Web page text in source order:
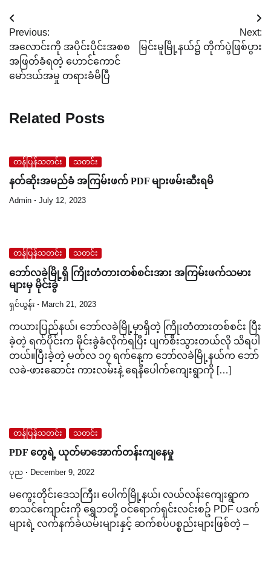
Post
navigation
Previous:
အလောင်းကို အပိုင်းပိုင်းအစစ
အဖြတ်ခံရတဲ့ ဟောင်ကောင်
မော်ဒယ်အမှု တရားခံမိပြီ
Next:
မြင်းမူမြို့နယ်၌ တိုက်ပွဲဖြစ်ပွား
Related Posts
တန်ပြန်သတင်း သတင်း
နတ်ဆိုးအမည်ခံ အကြမ်းဖက် PDF များဖမ်းဆီးရမိ
Admin July 12, 2023
တန်ပြန်သတင်း သတင်း
ဘော်လခဲမြို့ရှိ ကြိုးတံတားတစ်စင်းအား အကြမ်းဖက်သမား
များမှ မိုင်းခွဲ
ရှင်ယွန်း March 21, 2023
ကယားပြည်နယ်၊ ဘော်လခဲမြို့မှာရှိတဲ့ ကြိုးတံတားတစ်စင်း ပြီး
ခဲ့တဲ့ ရက်ပိုင်းက မိုင်းခွဲခံလိုက်ရပြီး ပျက်စီးသွားတယ်လို သိရပါ
တယ်။ပြီးခဲ့တဲ့ မတ်လ ၁၇ ရက်နေ့က ဘော်လခဲမြို့နယ်က ဘော်
လခဲ-ဖားဆောင်း ကားလမ်းနဲ့ ရေနီပေါက်ကျေးရွာကို […]
တန်ပြန်သတင်း သတင်း
PDF တွေရဲ့ ယုတ်မာအောက်တန်းကျနေမှု
ပုည December 9, 2022
မကွေးတိုင်းဒေသကြီး၊ ပေါက်မြို့နယ်၊ လယ်လန်းကျေးရွာက
စာသင်ကျောင်းကို ရွှေဘတို့ ဝင်ရောက်ရှင်းလင်းစဥ် PDF ပဒက်
များရဲ့ လက်နက်ခဲယမ်းများနှင့် ဆက်စပ်ပစ္စည်းများဖြစ်တဲ့ –